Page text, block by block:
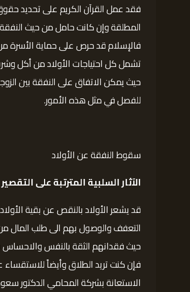
فقد عمل القرآن الكريم على تحديد
المطلقة وإن كانت حامل من حيث النفقة
فالإسلام قد حرص على حماية الأسرة
تشمل كل احتياجات الأولاد من أكل
حيث يمكن الاتفاق على النفقة بين
للفصل في مثل هذه الأمور.
سقوط النفقة عن الأولاد
الآثار السلبية المترتبة على
قد يشعر الأولاد بالنقص عن بقية
التعفف والوصول بهم الى طلب المال
حيث فقدانهم الثقة بالنفس
فإن كنت تريد الطلاق وأيضاً
الاستعانة بشركة المحامي الدكتور